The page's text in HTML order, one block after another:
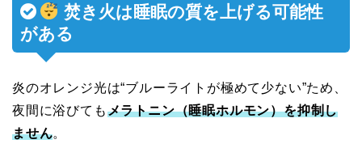
焚き火は睡眠の質を上げる可能性
がある
炎のオレンジ光は“ブルーライトが極めて少ない”ため、
夜間に浴びてもメラトニン（睡眠ホルモン）を抑制し
ません。